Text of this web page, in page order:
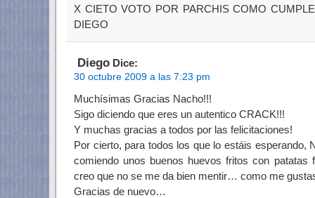
X CIETO VOTO POR PARCHIS COMO
DIEGO
Diego Dice:
30 octubre 2009 a las 7:23 pm
Muchísimas Gracias Nacho!!!
Sigo diciendo que eres un autentico CRACK!!!
Y muchas gracias a todos por las felicitaciones!
Por cierto, para todos los que lo estáis esperando,
comiendo unos buenos huevos fritos con
creo que no se me da bien mentir… como me
Gracias de nuevo…